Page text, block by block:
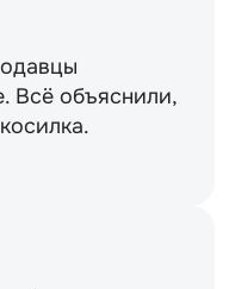
Всё объяснили,